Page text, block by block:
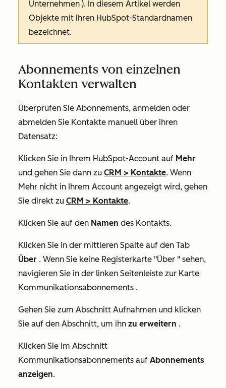
Unternehmen ). In diesem Artikel werden
Objekte mit ihren HubSpot-Standardnamen
bezeichnet.
Abonnements von einzelnen
Kontakten verwalten
Überprüfen Sie Abonnements, anmelden oder
abmelden Sie Kontakte manuell über ihren
Datensatz:
Klicken Sie in Ihrem HubSpot-Account auf Mehr
und gehen Sie dann zu CRM > Kontakte. Wenn
Mehr nicht in Ihrem Account angezeigt wird, gehen
Sie direkt zu CRM > Kontakte.
Klicken Sie auf den Namen des Kontakts.
Klicken Sie in der mittleren Spalte auf den Tab
Über . Wenn Sie keine Registerkarte "Über " sehen,
navigieren Sie in der linken Seitenleiste zur Karte
Kommunikationsabonnements .
Gehen Sie zum Abschnitt Aufnahmen und klicken
Sie auf den Abschnitt, um ihn zu erweitern .
Klicken Sie im Abschnitt
Kommunikationsabonnements auf Abonnements
anzeigen.